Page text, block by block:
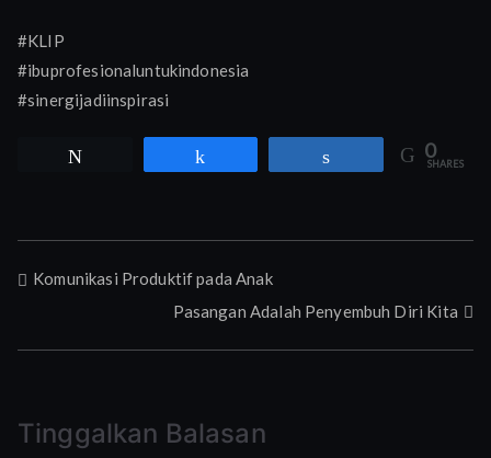
#KLIP
#ibuprofesionaluntukindonesia
#sinergijadiinspirasi
0
SHARES
Navigasi
Komunikasi Produktif pada Anak
Pasangan Adalah Penyembuh Diri Kita
Tinggalkan Balasan